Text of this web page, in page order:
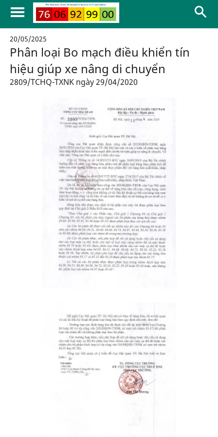
20/05/2025
Phân loại Bo mạch điều khiển tín
hiệu giúp xe nâng di chuyển
2809/TCHQ-TXNK ngày 29/04/2020